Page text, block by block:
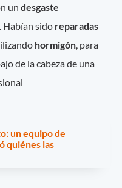
undesgaste
. Habían sido reparadas
hormigón , para
de la cabeza de una
un equipo de
quiénes las